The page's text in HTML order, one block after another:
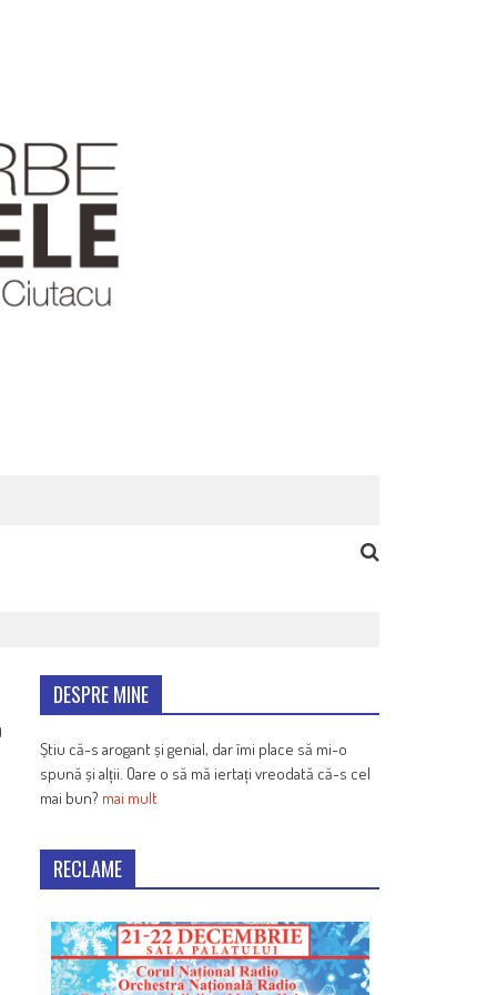
DESPRE MINE
Știu că-s arogant și genial, dar îmi place să mi-o
spună și alții. Oare o să mă iertați vreodată că-s cel
mai bun? mai mult
RECLAME